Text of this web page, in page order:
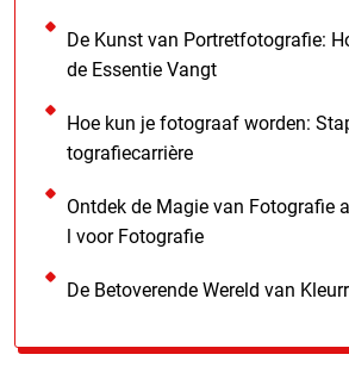
De Kunst van Portretfotografie:
de Essentie Vangt
Hoe kun je fotograaf worden:
tografiecarrière
Ontdek de Magie van Fotografie
l voor Fotografie
De Betoverende Wereld van